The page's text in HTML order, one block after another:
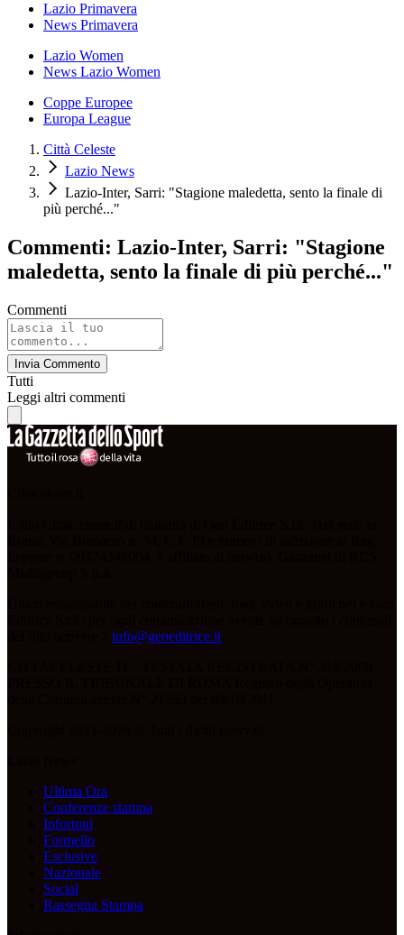
Lazio Primavera
News Primavera
Lazio Women
News Lazio Women
Coppe Europee
Europa League
Città Celeste
Lazio News
Lazio-Inter, Sarri: "Stagione maledetta, sento la finale di
più perché..."
Commenti: Lazio-Inter, Sarri: "Stagione
maledetta, sento la finale di più perché..."
Commenti
Invia Commento
Tutti
Leggi altri commenti
info@geoeditrice.it
Ultima Ora
Conferenze stampa
Infortuni
Formello
Esclusive
Nazionale
Social
Rassegna Stampa